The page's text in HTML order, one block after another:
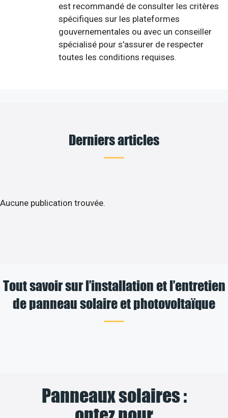
est recommandé de consulter les critères
spécifiques sur les plateformes
gouvernementales ou avec un conseiller
spécialisé pour s'assurer de respecter
toutes les conditions requises.
Derniers articles
Aucune publication trouvée.
Tout savoir sur l’installation et l’entretien
de panneau solaire et photovoltaïque
Panneaux solaires :